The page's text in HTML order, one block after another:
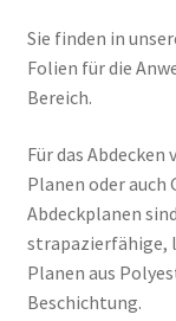
Warenkorb
Sie finden in
Folien für die
Bereich.
Für das
Planen oder auch
Abdeckplanen
strapazierfähige,
Planen aus
Beschichtung.